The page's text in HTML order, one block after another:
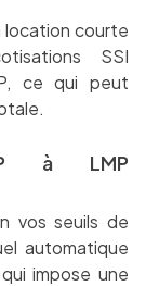
courte
SSI
ce qui peut
à LMP
vos seuils de
automatique
impose une